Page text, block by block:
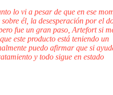
lo vi a pesar de que en ese
él, la desesperación por el
fue un gran paso, Artefort si
este producto está teniendo un
puedo afirmar que si
y todo sigue en estado